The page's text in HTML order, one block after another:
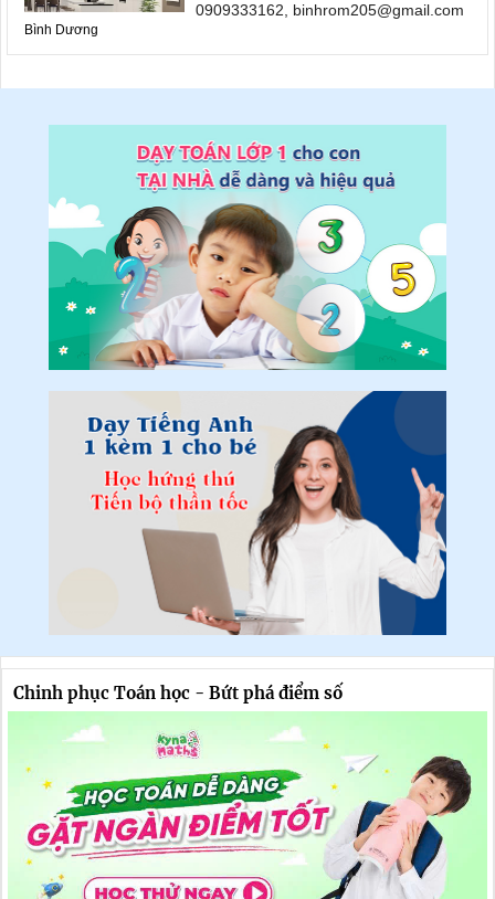
0909333162, binhrom205@gmail.com
Bình Dương
Chinh phục Toán học - Bứt phá điểm số